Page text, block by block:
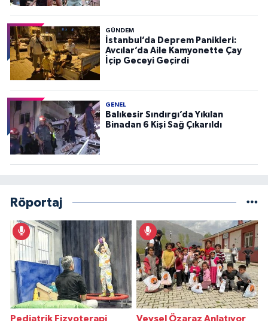
GÜNDEM
İstanbul’da Deprem Panikleri:
Avcılar’da Aile Kamyonette Çay
İçip Geceyi Geçirdi
GENEL
Balıkesir Sındırgı’da Yıkılan
Binadan 6 Kişi Sağ Çıkarıldı
Röportaj
Pediatrik Fizyoterapi Veysel Özaraz Anlatıyor